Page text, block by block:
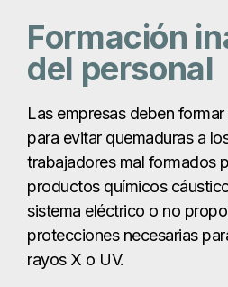
protecciones necesarias
rayos X o UV.
Infracciones
Código
Incendios
Los códigos de incendios
los edificios y a sus
establecen las autoridades